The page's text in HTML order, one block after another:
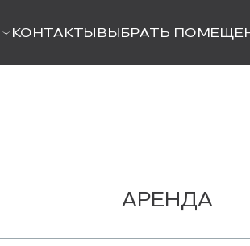
КОНТАКТЫ ВЫБРАТЬ
АРЕНДА